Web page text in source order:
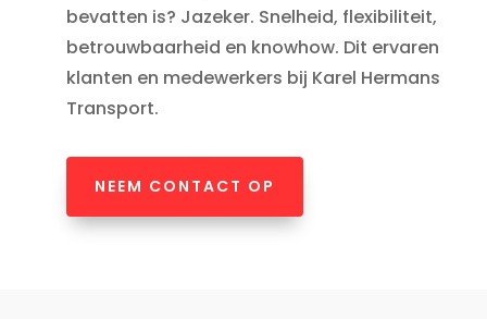
bevatten is? Jazeker. Snelheid, flexibiliteit,
betrouwbaarheid en knowhow. Dit ervaren
klanten en medewerkers bij Karel Hermans
Transport.
NEEM CONTACT OP